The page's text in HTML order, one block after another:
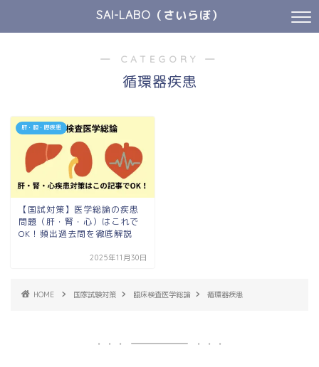
SAI-LABO（さいらぼ）
― CATEGORY ―
循環器疾患
肝・胆・膵疾患
【国試対策】医学総論の疾患
問題（肝・腎・心）はこれで
OK！頻出過去問を徹底解説
2025年11月30日
HOME 国家試験対策 臨床検査医学総論 循環器疾患